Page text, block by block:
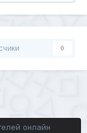
0
онлайн